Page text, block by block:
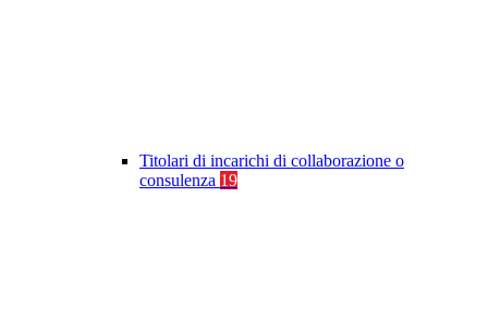
Titolari di incarichi di collaborazione o
consulenza 19